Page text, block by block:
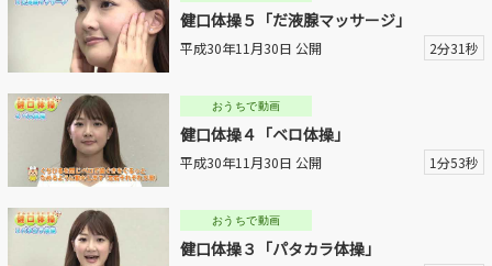
健口体操５「だ液腺マッサージ」
平成30年11月30日 公開 2分31秒
おうちで動画
健口体操４「ベロ体操」
平成30年11月30日 公開 1分53秒
おうちで動画
健口体操３「パタカラ体操」